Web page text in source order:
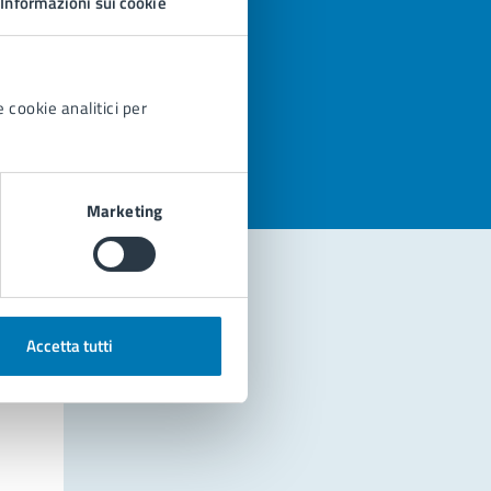
cookie analitici per
Marketing
Accetta tutti